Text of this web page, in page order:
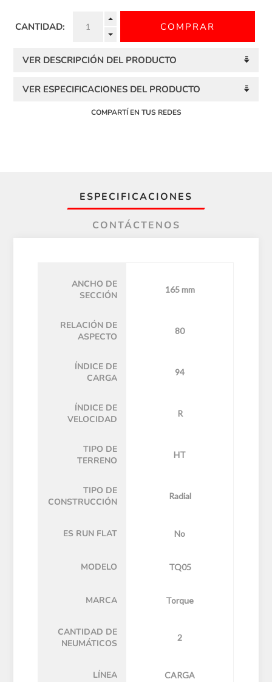
CANTIDAD:
VER DESCRIPCIÓN DEL PRODUCTO
VER ESPECIFICACIONES DEL PRODUCTO
COMPARTÍ EN TUS REDES
ESPECIFICACIONES
CONTÁCTENOS
ANCHO DE
SECCIÓN
165 mm
RELACIÓN DE
ASPECTO
80
ÍNDICE DE
CARGA
94
ÍNDICE DE
VELOCIDAD
R
TIPO DE
TERRENO
HT
TIPO DE
CONSTRUCCIÓN
Radial
ES RUN FLAT No
MODELO TQ05
MARCA Torque
CANTIDAD DE
NEUMÁTICOS
2
LÍNEA CARGA